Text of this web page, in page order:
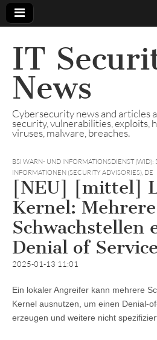
IT
News
Cybersecurity news and articles
security, vulnerabilities, exploits,
viruses, malware, breaches.
BSI WARN- UND INFORMATIONSDIENST (WID):
INFORMATIONEN (SECURITY ADVISORIES), DE
[NEU] [mittel]
Kernel: Mehrere
Schwachstellen
Denial of Service
2025-01-13 11:01
Ein lokaler Angreifer kann mehrere
Kernel ausnutzen, um einen Denial-
erzeugen und weitere nicht